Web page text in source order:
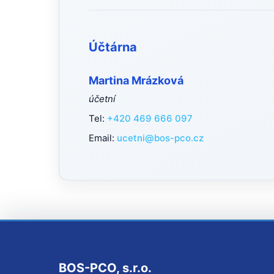
Účtárna
Martina Mrázková
účetní
Tel: +420 469 666 097
Email: ucetni@bos-pco.cz
BOS-PCO, s.r.o.